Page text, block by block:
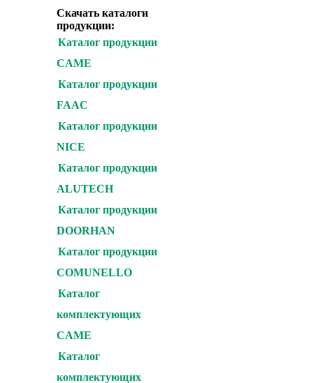
Скачать каталоги
продукции:
Каталог продукции
CAME
Каталог продукции
FAAC
Каталог продукции
NICE
Каталог продукции
ALUTECH
Каталог продукции
DOORHAN
Каталог продукции
COMUNELLO
Каталог
комплектующих
CAME
Каталог
комплектующих